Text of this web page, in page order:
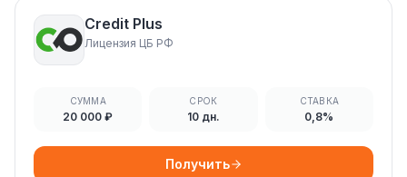
Credit Plus
Лицензия ЦБ РФ
СУММА
20 000 ₽
СРОК
10 дн.
СТАВКА
0,8%
Получить